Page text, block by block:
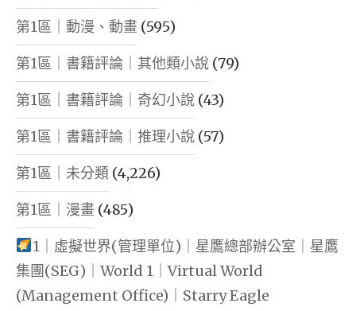
第1區｜動漫、動畫 (595)
第1區｜書籍評論｜其他類小說 (79)
第1區｜書籍評論｜奇幻小說 (43)
第1區｜書籍評論｜推理小說 (57)
第1區｜未分類 (4,226)
第1區｜漫畫 (485)
1｜虛擬世界(管理單位)｜星鷹總部辦公室｜星鷹
集團(SEG)｜World 1｜Virtual World
(Management Office)｜Starry Eagle